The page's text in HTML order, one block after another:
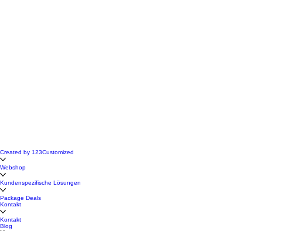
Created by 123Customized
Webshop
Kundenspezifische Lösungen
Package Deals
Kontakt
Kontakt
Blog